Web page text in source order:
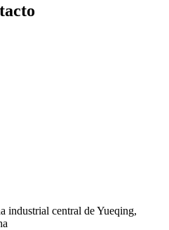
industrial central de Yueqing,